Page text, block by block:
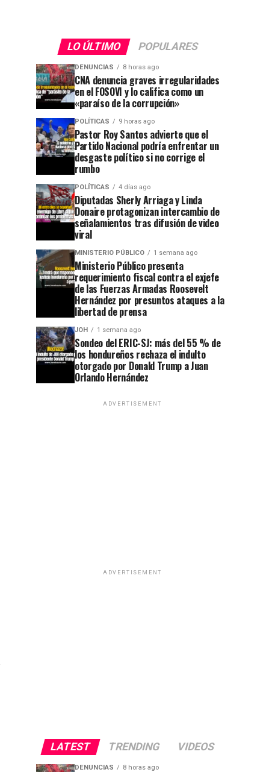
LO ÚLTIMO POPULARES
DENUNCIAS 8 horas ago
CNA denuncia graves irregularidades
en el FOSOVI y lo califica como un
«paraíso de la corrupción»
POLÍTICAS 9 horas ago
Pastor Roy Santos advierte que el
Partido Nacional podría enfrentar un
desgaste político si no corrige el
rumbo
POLÍTICAS 4 días ago
Diputadas Sherly Arriaga y Linda
Donaire protagonizan intercambio de
señalamientos tras difusión de video
viral
MINISTERIO PÚBLICO 1 semana ago
Ministerio Público presenta
requerimiento fiscal contra el exjefe
de las Fuerzas Armadas Roosevelt
Hernández por presuntos ataques a la
libertad de prensa
JOH 1 semana ago
Sondeo del ERIC-SJ: más del 55 % de
los hondureños rechaza el indulto
otorgado por Donald Trump a Juan
Orlando Hernández
ADVERTISEMENT
ADVERTISEMENT
LATEST TRENDING VIDEOS
DENUNCIAS 8 horas ago